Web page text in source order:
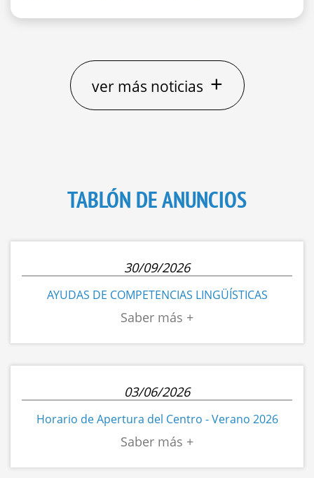
divulgativa“El gran Trío de
y 2028: cómo, dónde y cuándo
observarlos”ver más noticias +
TABLÓN DE ANUNCIOS
30/09/2026
AYUDAS DE COMPETENCIAS LINGÜÍSTICAS
03/06/2026
Horario de Apertura del Centro - Verano 2026